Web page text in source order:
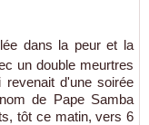
dans la peur et la
un double meurtres
revenait d'une soirée
de Pape Samba
tôt ce matin, vers 6